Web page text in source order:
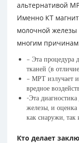
альтернативой
Именно КТ
молочной железы
многим
– Эта процедура
тканей (в
– МРТ излучает
вредное
-Эта
железы, и
как снаружи, так
Кто делает